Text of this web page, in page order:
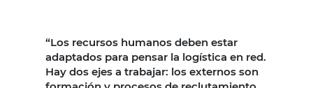
“Los recursos humanos deben estar
adaptados para pensar la logística en red.
Hay dos ejes a trabajar: los externos son